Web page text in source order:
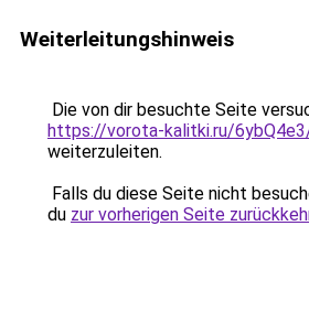
Weiterleitungshinweis
Die von dir besuchte Seite
https://vorota-kalitki.ru/
weiterzuleiten.
Falls du diese Seite nicht
du zur vorherigen Seite